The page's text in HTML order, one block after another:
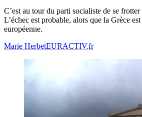
C’est au tour du parti socialiste de se
L’échec est probable, alors que la Grèce
européenne.
Marie HerbetEURACTIV.fr